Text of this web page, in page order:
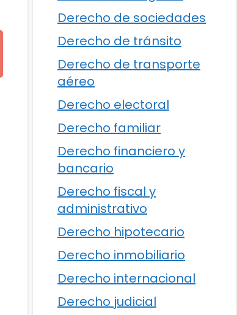
Derecho de sociedades
Derecho de tránsito
Derecho de transporte
aéreo
Derecho electoral
Derecho familiar
Derecho financiero y
bancario
Derecho fiscal y
administrativo
Derecho hipotecario
Derecho inmobiliario
Derecho internacional
Derecho judicial